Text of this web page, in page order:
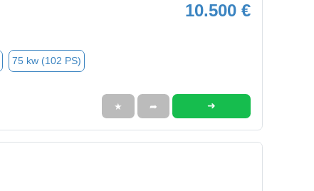
10.500 €
75 kw (102 PS)
★ ➦ ➜